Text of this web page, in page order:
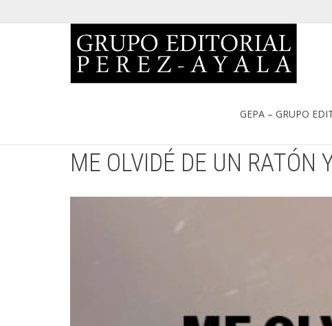
GEPA – GRUPO
ME OLVIDÉ DE UN RATÓN